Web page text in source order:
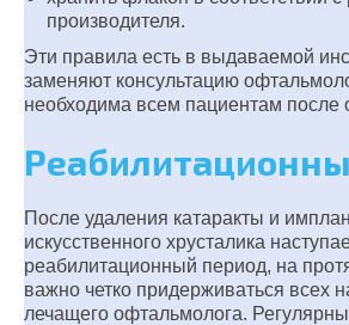
производителя.
Эти правила есть в выдаваемой
заменяют консультацию
необходима всем пациентам после
После удаления катаракты и
искусственного хрусталика
реабилитационный период, на
важно четко придерживаться всех
лечащего офтальмолога.